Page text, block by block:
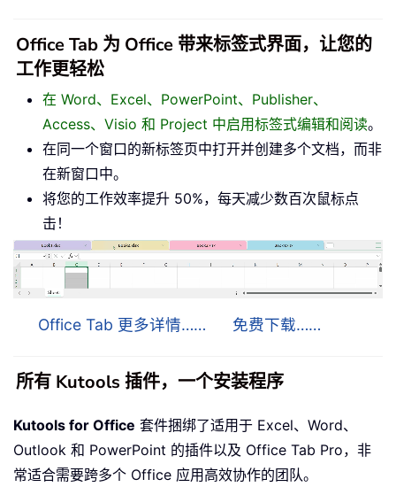
Office Tab 为 Office 带来标签式界面，让您的
工作更轻松
在 Word、Excel、PowerPoint、Publisher、
Access、Visio 和 Project 中启用标签式编辑和阅读。
在同一个窗口的新标签页中打开并创建多个文档，而非
在新窗口中。
将您的工作效率提升 50%，每天减少数百次鼠标点
击！
Office Tab 更多详情…… 免费下载……
所有 Kutools 插件，一个安装程序
Kutools for Office 套件捆绑了适用于 Excel、Word、
Outlook 和 PowerPoint 的插件以及 Office Tab Pro，非
常适合需要跨多个 Office 应用高效协作的团队。